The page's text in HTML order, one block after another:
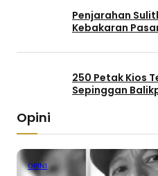
Penjarahan
Kebakaran
250 Petak Kios
Sepinggan
Opini
OPINI